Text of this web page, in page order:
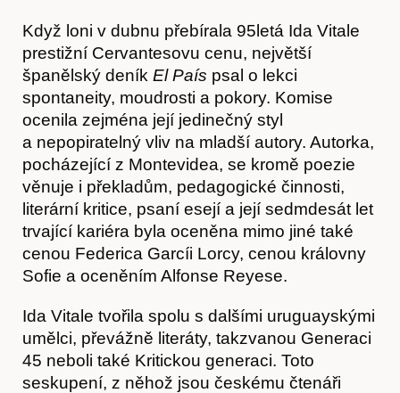
Když loni v dubnu přebírala 95letá Ida Vitale
prestižní Cervantesovu cenu, největší
španělský deník El País psal o lekci
spontaneity, moudrosti a pokory. Komise
ocenila zejména její jedinečný styl
a nepopiratelný vliv na mladší autory. Autorka,
pocházející z Montevidea, se kromě poezie
věnuje i překladům, pedagogické činnosti,
literární kritice, psaní esejí a její sedmdesát let
trvající kariéra byla oceněna mimo jiné také
cenou Federica Garcíi Lorcy, cenou královny
Sofie a oceněním Alfonse Reyese.
Ida Vitale tvořila spolu s dalšími uruguayskými
umělci, převážně literáty, takzvanou Generaci
45 neboli také Kritickou generaci. Toto
seskupení, z něhož jsou českému čtenáři